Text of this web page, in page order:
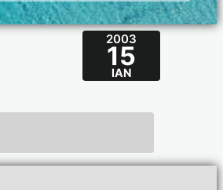
2003
15
ΙΑΝ